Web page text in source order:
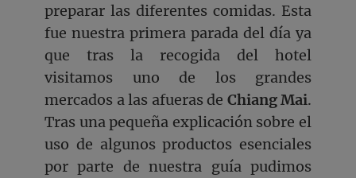
preparar las diferentes comidas. Esta
fue nuestra primera parada del día ya
que tras la recogida del hotel
visitamos uno de los grandes
mercados a las afueras de Chiang Mai.
Tras una pequeña explicación sobre el
uso de algunos productos esenciales
por parte de nuestra guía pudimos